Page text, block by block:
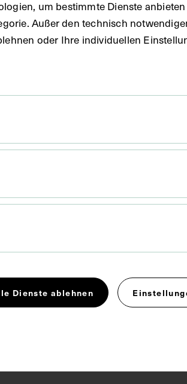
um bestimmte Dienste
Außer den technisch
oder Ihre individuellen
Dienste ablehnen